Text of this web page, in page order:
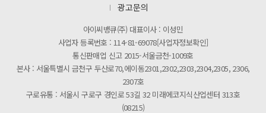
광고문의
아이씨뱅큐(주) 대표이사 : 이성민
사업자 등록번호 : 114-81-69078[사업자정보확인]
통신판매업 신고 2015-서울금천-1009호
본사 : 서울특별시 금천구 두산로70,에이동2301,2302,2303,2304,2305, 2306,
2307호
구로유통 : 서울시 구로구 경인로 53길 32 미래에코지식산업센터 313호
(08215)